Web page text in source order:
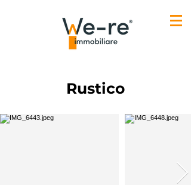
Rustico